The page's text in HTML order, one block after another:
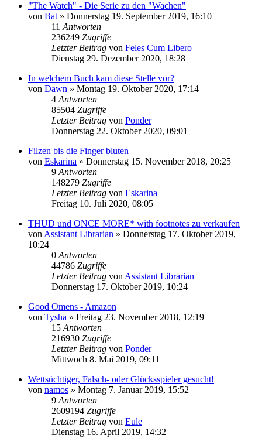
"The Watch" - Die Serie zu den "Wachen"
von Bat » Donnerstag 19. September 2019, 16:10
11 Antworten
236249 Zugriffe
Letzter Beitrag von Feles Cum Libero
Dienstag 29. Dezember 2020, 18:28
In welchem Buch kam diese Stelle vor?
von Dawn » Montag 19. Oktober 2020, 17:14
4 Antworten
85504 Zugriffe
Letzter Beitrag von Ponder
Donnerstag 22. Oktober 2020, 09:01
Filzen bis die Finger bluten
von Eskarina » Donnerstag 15. November 2018, 20:25
9 Antworten
148279 Zugriffe
Letzter Beitrag von Eskarina
Freitag 10. Juli 2020, 08:05
THUD und ONCE MORE* with footnotes zu verkaufen
von Assistant Librarian » Donnerstag 17. Oktober 2019,
10:24
0 Antworten
44786 Zugriffe
Letzter Beitrag von Assistant Librarian
Donnerstag 17. Oktober 2019, 10:24
Good Omens - Amazon
von Tysha » Freitag 23. November 2018, 12:19
15 Antworten
216930 Zugriffe
Letzter Beitrag von Ponder
Mittwoch 8. Mai 2019, 09:11
Wettsüchtiger, Falsch- oder Glücksspieler gesucht!
von namos » Montag 7. Januar 2019, 15:52
9 Antworten
2609194 Zugriffe
Letzter Beitrag von Eule
Dienstag 16. April 2019, 14:32